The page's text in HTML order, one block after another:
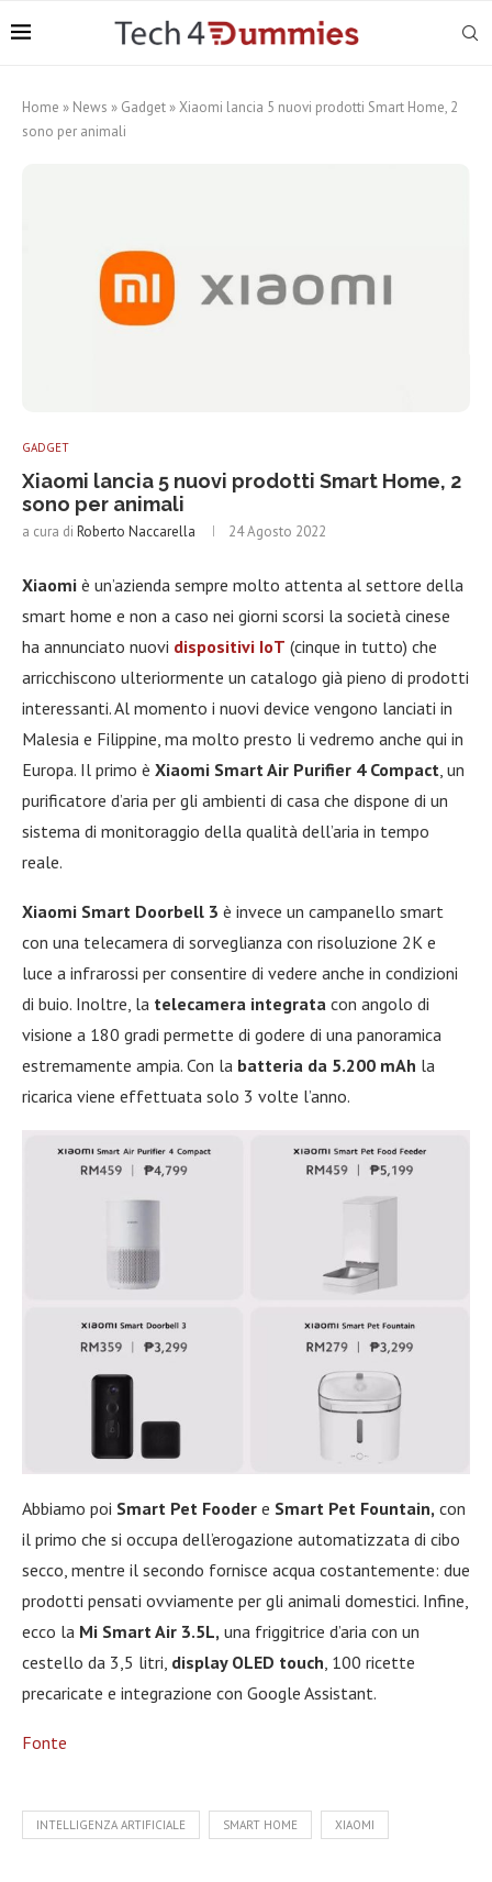
Home » News » Gadget »Xiaomi lancia 5 nuovi prodotti Smart Home, 2
sono per animali
GADGET
Xiaomi lancia 5 nuovi prodotti Smart Home, 2
sono per animali
a cura di Roberto Naccarella 24 Agosto 2022
Xiaomi è un’azienda sempre molto attenta al settore della
smart home e non a caso nei giorni scorsi la società cinese
ha annunciato nuovi dispositivi IoT (cinque in tutto) che
arricchiscono ulteriormente un catalogo già pieno di prodotti
interessanti. Al momento i nuovi device vengono lanciati in
Malesia e Filippine, ma molto presto li vedremo anche qui in
Europa. Il primo è Xiaomi Smart Air Purifier 4 Compact , un
purificatore d’aria per gli ambienti di casa che dispone di un
sistema di monitoraggio della qualità dell’aria in tempo
reale.
Xiaomi Smart Doorbell 3 è invece un campanello smart
con una telecamera di sorveglianza con risoluzione 2K e
luce a infrarossi per consentire di vedere anche in condizioni
di buio. Inoltre, la telecamera integrata con angolo di
visione a 180 gradi permette di godere di una panoramica
estremamente ampia. Con la batteria da 5.200 mAh la
ricarica viene effettuata solo 3 volte l’anno.
Abbiamo poi Smart Pet Fooder e Smart Pet Fountain, con
il primo che si occupa dell’erogazione automatizzata di cibo
secco, mentre il secondo fornisce acqua costantemente: due
prodotti pensati ovviamente per gli animali domestici. Infine,
ecco la Mi Smart Air 3.5L, una friggitrice d’aria con un
cestello da 3,5 litri, display OLED touch, 100 ricette
precaricate e integrazione con Google Assistant.
Fonte
INTELLIGENZA ARTIFICIALE SMART HOME XIAOMI